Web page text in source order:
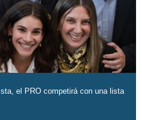
el PRO competirá con una lista